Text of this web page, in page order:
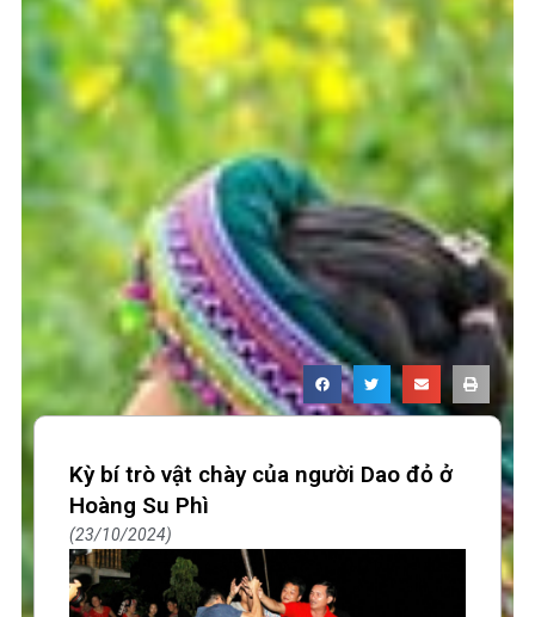
Kỳ bí trò vật chày của người Dao đỏ ở
Hoàng Su Phì
23/10/2024